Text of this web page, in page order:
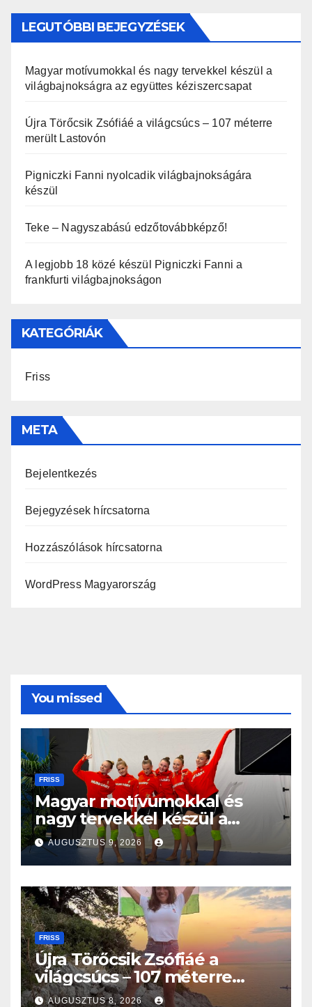
LEGUTÓBBI BEJEGYZÉSEK
Magyar motívumokkal és nagy tervekkel készül a
világbajnokságra az együttes kéziszercsapat
Újra Törőcsik Zsófiáé a világcsúcs – 107 méterre
merült Lastovón
Pigniczki Fanni nyolcadik világbajnokságára
készül
Teke – Nagyszabású edzőtovábbképző!
A legjobb 18 közé készül Pigniczki Fanni a
frankfurti világbajnokságon
KATEGÓRIÁK
Friss
META
Bejelentkezés
Bejegyzések hírcsatorna
Hozzászólások hírcsatorna
WordPress Magyarország
You missed
FRISS
Magyar motívumokkal és
nagy tervekkel készül a
világbajnokságra az együttes
kéziszercsapat
AUGUSZTUS 9, 2026
FRISS
Újra Törőcsik Zsófiáé a
világcsúcs – 107 méterre
merült Lastovón
AUGUSZTUS 8, 2026